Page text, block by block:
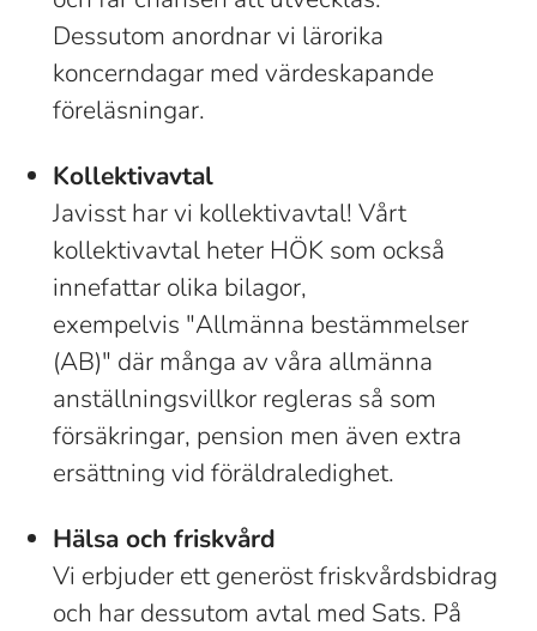
Dessutom anordnar vi lärorika
koncerndagar med värdeskapande
föreläsningar.
Kollektivavtal
Javisst har vi kollektivavtal! Vårt
kollektivavtal heter HÖK som också
innefattar olika bilagor,
exempelvis "Allmänna bestämmelser
(AB)" där många av våra allmänna
anställningsvillkor regleras så som
försäkringar, pension men även extra
ersättning vid föräldraledighet.
Hälsa och friskvård
Vi erbjuder ett generöst friskvårdsbidrag
och har dessutom avtal med Sats. På